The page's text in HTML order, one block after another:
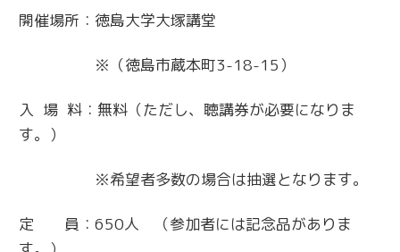
開催場所：徳島大学大塚講堂
※（徳島市蔵本町3-18-15）
入 場 料：無料（ただし、聴講券が必要になりま
す。）
※希望者多数の場合は抽選となります。
定 員：650人 （参加者には記念品がありま